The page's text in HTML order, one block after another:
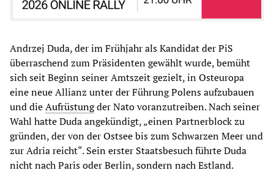
Andrzej Duda, der im Frühjahr als Kandidat der PiS
überraschend zum Präsidenten gewählt wurde, bemüht
sich seit Beginn seiner Amtszeit gezielt, in Osteuropa
eine neue Allianz unter der Führung Polens aufzubauen
und dieAufrüstungder Nato voranzutreiben. Nach seiner
Wahl hatte Duda angekündigt, „einen Partnerblock zu
gründen, der von der Ostsee bis zum Schwarzen Meer und
zur Adria reicht“. Sein erster Staatsbesuch führte Duda
nicht nach Paris oder Berlin, sondern nach Estland.